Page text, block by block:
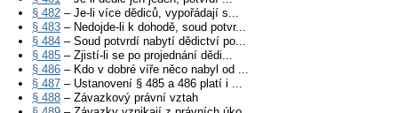
§ 482 – Je-li více dědiců, vypořádají s...
§ 483 – Nedojde-li k dohodě, soud potvr...
§ 484 – Soud potvrdí nabytí dědictví po...
§ 485 – Zjistí-li se po projednání dědi...
§ 486 – Kdo v dobré víře něco nabyl od ...
§ 487 – Ustanovení § 485 a 486 platí i ...
§ 488 – Závazkový právní vztah